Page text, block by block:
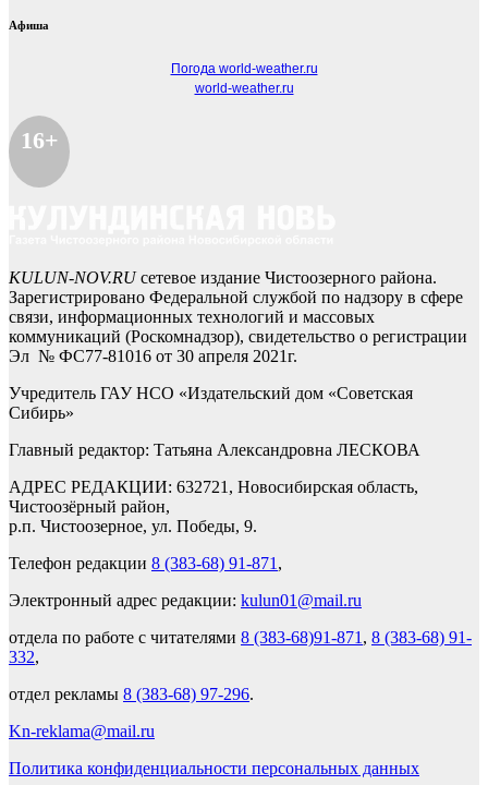
Афиша
Погода world-weather.ru
world-weather.ru
16+
KULUN-NOV.RUсетевое издание Чистоозерного района.
Зарегистрировано Федеральной службой по надзору в сфере
связи, информационных технологий и массовых
коммуникаций (Роскомнадзор), свидетельство о регистрации
Эл № ФС77-81016 от 30 апреля 2021г.
Учредитель ГАУ НСО «Издательский дом «Советская
Сибирь»
Главный редактор: Татьяна Александровна ЛЕСКОВА
АДРЕС РЕДАКЦИИ: 632721, Новосибирская область,
Чистоозёрный район,
р.п. Чистоозерное, ул. Победы, 9.
Телефон редакции 8 (383-68) 91-871 ,
Электронный адрес редакции: kulun01@mail.ru
отдела по работе с читателями 8 (383-68)91-871 , 8 (383-68) 91-
332,
отдел рекламы 8 (383-68) 97-296.
Kn-reklama@mail.ru
Политика конфиденциальности персональных данных